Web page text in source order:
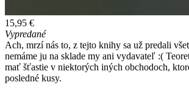
15,95 €
Vypredané
Ach, mrzí nás to, z tejto knihy sa už predali
nemáme ju na sklade my ani vydavateľ :(
mať šťastie v niektorých iných obchodoch,
posledné kusy.